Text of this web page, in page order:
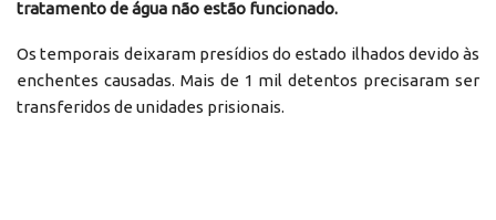
tratamento de água não estão funcionado.
Os temporais deixaram presídios do estado ilhados devido às
enchentes causadas. Mais de 1 mil detentos precisaram ser
transferidos de unidades prisionais.